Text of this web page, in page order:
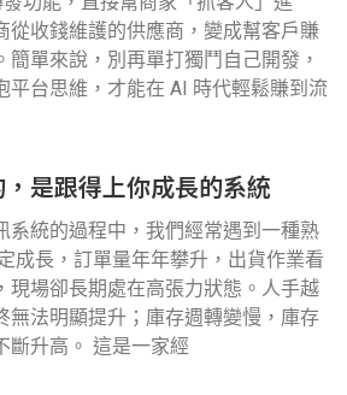
從收錢維護的供應商，變成幫客戶賺
簡單來說，別再單打獨鬥自己開發，
平台思維，才能在 AI 時代輕鬆賺到流
是跟得上你成長的系統
系統的過程中，我們經常遇到一種熟
成長，訂單量年年攀升，出貨作業看
現場卻長期處在高張力狀態。人手越
無法明顯提升；庫存週轉變慢，庫存
斷升高。 這是一家經